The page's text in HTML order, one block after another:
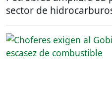
sector de